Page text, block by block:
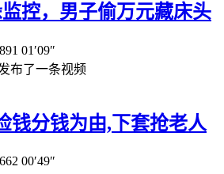
控，男子偷万元藏床头
891 01′09″
布了一条视频
钱分钱为由,下套抢老人
662 00′49″